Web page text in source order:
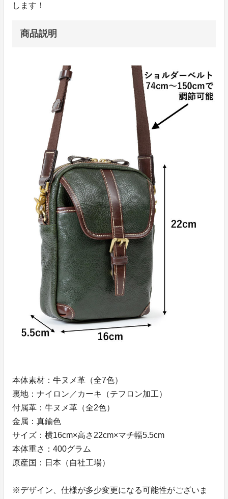
します！
商品説明
本体素材：牛ヌメ革（全7色）
裏地：ナイロン／カーキ（テフロン加工）
付属革：牛ヌメ革（全2色）
金属：真鍮色
サイズ：横16cm×高さ22cm×マチ幅5.5cm
本体重さ：400グラム
原産国：日本（自社工場）
※デザイン、仕様が多少変更になる可能性がございま